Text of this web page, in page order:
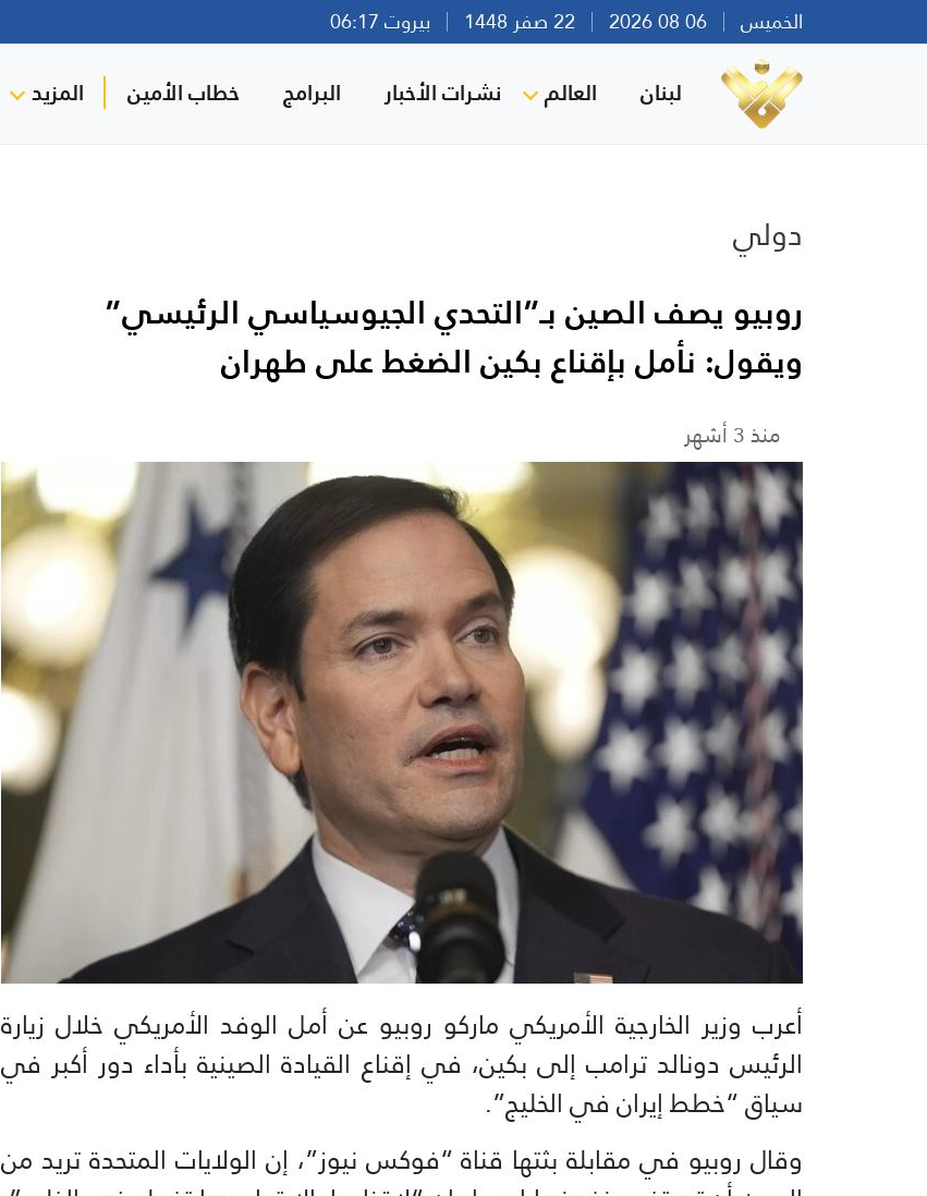
الخميس بيروت 06:17
لبنان العالم نشرات الأخبار البرامج خطاب الأمين المزيد
دولي
روبيو يصف الصين بـ”التحدي الجيوسياسي الرئيسي”
ويقول: نأمل بإقناع بكين الضغط على طهران
منذ 3 أشهر
أعرب وزير الخارجية الأمريكي ماركو روبيو عن أمل الوفد الأمريكي خلال زيارة
الرئيس دونالد ترامب إلى بكين، في إقناع القيادة الصينية بأداء دور أكبر في
سياق “خطط إيران في الخليج”.
وقال روبيو في مقابلة بثتها قناة “فوكس نيوز”، إن الولايات المتحدة تريد من